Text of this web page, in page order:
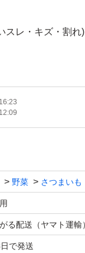
スレ・キズ・割れ)
】
にお受け取りい
は、すぐにしっ
に乾燥させてく
くお召し上がりい
野菜 さつまいも
る配送（ヤマト運輸）
で発送